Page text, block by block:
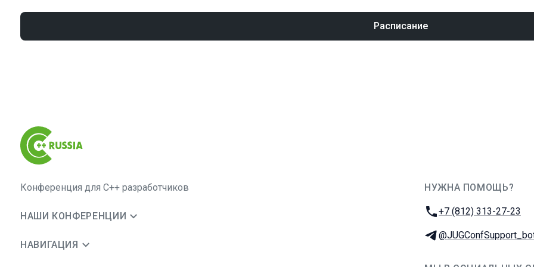
Расписание
Конференция для C++ разработчиков
НАШИ КОНФЕРЕНЦИИ
НАВИГАЦИЯ
НУЖНА ПОМОЩЬ?
Телефон:
+7 (812) 313-27-23
Телеграм: